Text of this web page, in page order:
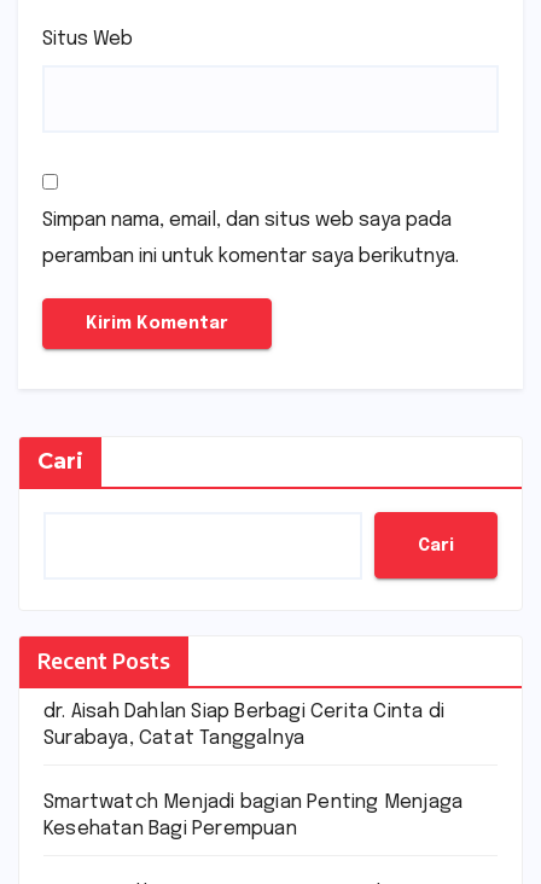
Situs Web
Simpan nama, email, dan situs web saya pada
peramban ini untuk komentar saya berikutnya.
Cari
Cari
Recent Posts
dr. Aisah Dahlan Siap Berbagi Cerita Cinta di
Surabaya, Catat Tanggalnya
Smartwatch Menjadi bagian Penting Menjaga
Kesehatan Bagi Perempuan